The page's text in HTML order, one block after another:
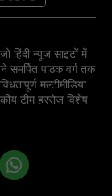
हिंदी न्यूज साइटों में
समर्पित पाठक वर्ग तक
मल्टीमीडिया
टीम हररोज विशेष